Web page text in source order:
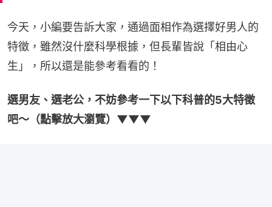
今天，小編要告訴大家，通過面相作為選擇好男人的
特徵，雖然沒什麼科學根據，但長輩皆說「相由心
生」，所以還是能參考看看的！
選男友、選老公，不妨參考一下以下科普的5大特徵
吧～（點擊放大瀏覽）▼▼▼